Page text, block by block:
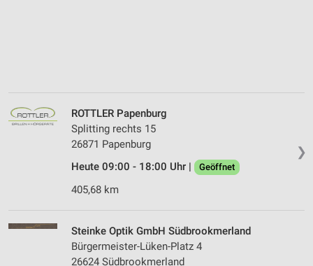
❯
ROTTLER Papenburg
Splitting rechts 15
26871 Papenburg
Heute 09:00 - 18:00 Uhr |
Geöffnet
405,68 km
Steinke Optik GmbH Südbrookmerland
Bürgermeister-Lüken-Platz 4
26624 Südbrookmerland